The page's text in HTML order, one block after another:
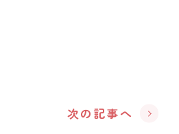
次の記事へ